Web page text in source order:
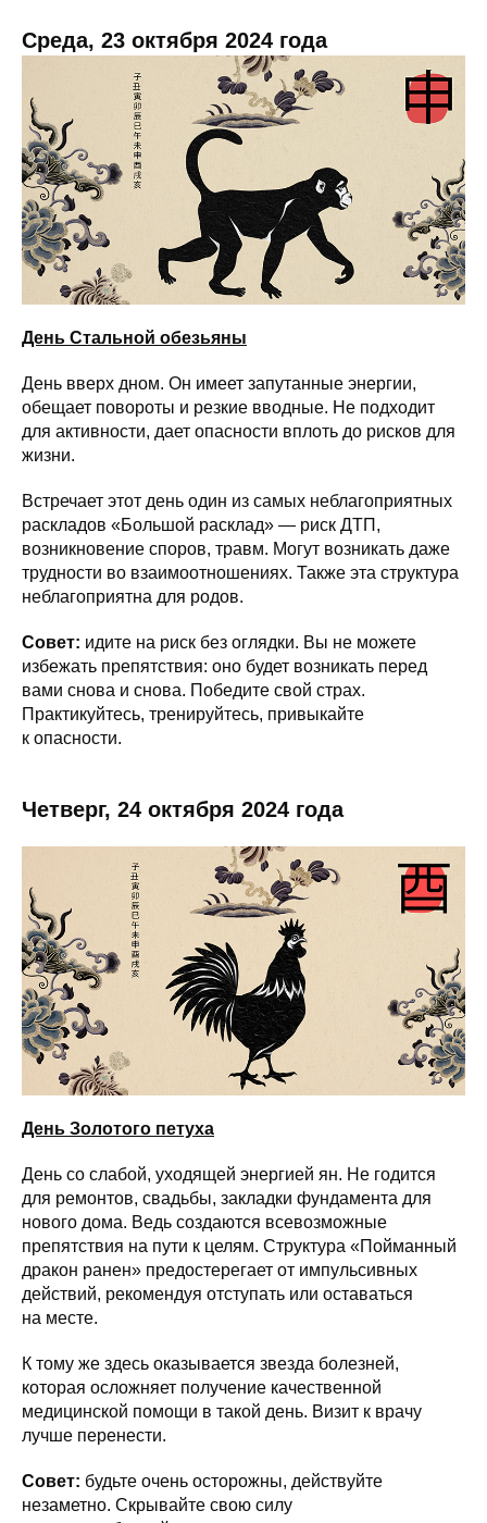
Среда, 23 октября 2024 года
День Стальной обезьяны
День вверх дном. Он имеет запутанные энергии,
обещает повороты и резкие вводные. Не подходит
для активности, дает опасности вплоть до рисков для
жизни.
Встречает этот день один из самых неблагоприятных
раскладов «Большой расклад» — риск ДТП,
возникновение споров, травм. Могут возникать даже
трудности во взаимоотношениях. Также эта структура
неблагоприятна для родов.
Совет: идите на риск без оглядки. Вы не можете
избежать препятствия: оно будет возникать перед
вами снова и снова. Победите свой страх.
Практикуйтесь, тренируйтесь, привыкайте
к опасности.
Четверг, 24 октября 2024 года
День Золотого петуха
День со слабой, уходящей энергией ян. Не годится
для ремонтов, свадьбы, закладки фундамента для
нового дома. Ведь создаются всевозможные
препятствия на пути к целям. Структура «Пойманный
дракон ранен» предостерегает от импульсивных
действий, рекомендуя отступать или оставаться
на месте.
К тому же здесь оказывается звезда болезней,
которая осложняет получение качественной
медицинской помощи в такой день. Визит к врачу
лучше перенести.
Совет: будьте очень осторожны, действуйте
незаметно. Скрывайте свою силу